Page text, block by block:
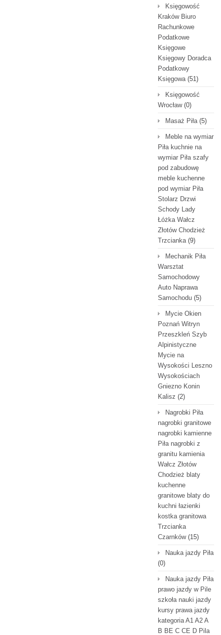
Księgowość
Kraków Biuro
Rachunkowe
Podatkowe
Księgowe
Księgowy Doradca
Podatkowy
Księgowa(51)
Księgowość
Wrocław(0)
Masaż Piła(5)
Meble na wymiar
Piła kuchnie na
wymiar Piła szafy
pod zabudowę
meble kuchenne
pod wymiar Piła
Stolarz Drzwi
Schody Lady
Łóżka Wałcz
Złotów Chodzież
Trzcianka(9)
Mechanik Piła
Warsztat
Samochodowy
Auto Naprawa
Samochodu (5)
Mycie Okien
Poznań Witryn
Przeszkleń Szyb
Alpinistyczne
Mycie na
Wysokości Leszno
Wysokościach
Gniezno Konin
Kalisz (2)
Nagrobki Piła
nagrobki granitowe
nagrobki kamienne
Piła nagrobki z
granitu kamienia
Wałcz Złotów
Chodzież blaty
kuchenne
granitowe blaty do
kuchni łazienki
kostka granitowa
Trzcianka
Czarnków(15)
Nauka jazdy Piła
(0)
Nauka jazdy Piła
prawo jazdy w Pile
szkoła nauki jazdy
kursy prawa jazdy
kategoria A1 A2 A
B BE C CE D Pila